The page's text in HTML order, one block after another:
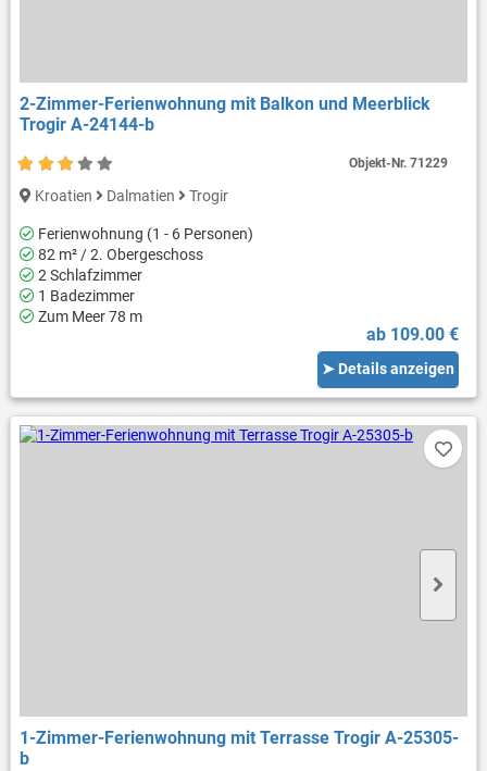
2-Zimmer-Ferienwohnung mit Balkon und Meerblick
Trogir A-24144-b
Kroatien Dalmatien Trogir
Ferienwohnung (1 - 6 Personen)
82 m² / 2. Obergeschoss
2 Schlafzimmer
1 Badezimmer
Zum Meer 78 m
ab 109.00 €
➤ Details anzeigen
Objekt-Nr.71229
1-Zimmer-Ferienwohnung mit Terrasse Trogir A-25305-
b